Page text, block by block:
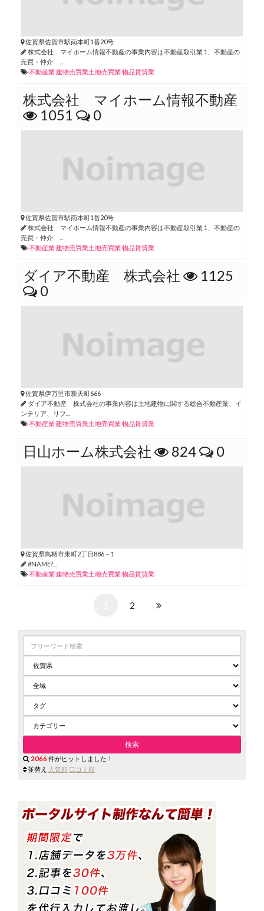
佐賀県佐賀市駅南本町1番20号
株式会社 マイホーム情報不動産の事業内容は不動産取引業 1、不動産の
売買・仲介 ...
不動産業建物売買業土地売買業物品賃貸業
株式会社 マイホーム情報不動産
1051
0
佐賀県佐賀市駅南本町1番20号
株式会社 マイホーム情報不動産の事業内容は不動産取引業 1、不動産の
売買・仲介 ...
不動産業建物売買業土地売買業物品賃貸業
ダイア不動産 株式会社
1125
0
佐賀県伊万里市新天町666
ダイア不動産 株式会社の事業内容は土地建物に関する総合不動産業、イ
ンテリア、リフ...
不動産業建物売買業土地売買業物品賃貸業
日山ホーム株式会社 824 0
佐賀県鳥栖市東町2丁目886－1
#NAME?...
不動産業建物売買業土地売買業物品賃貸業
2
2066 件がヒットしました！
並替え